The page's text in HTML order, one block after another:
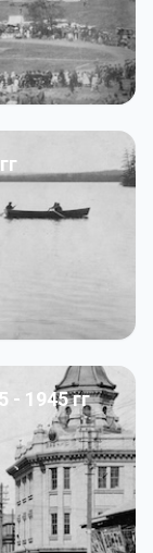
- 1945 гг